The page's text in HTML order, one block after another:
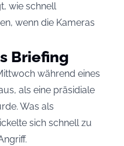
wie schnell
wenn die Kameras
Briefing
während eines
als eine präsidiale
Was als
sich schnell zu